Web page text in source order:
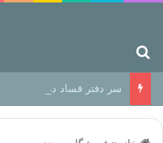
سر دفتر فساد در زمین‌،